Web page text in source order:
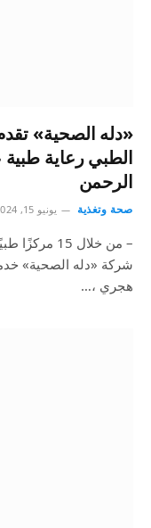
«دله الصحية»
الطبي رعاية
الرحمن
صحة وتغذية يونيو 15, 2024
هجري ،…